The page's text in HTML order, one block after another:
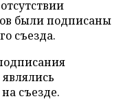
были подписаны
съезда.
съезде.